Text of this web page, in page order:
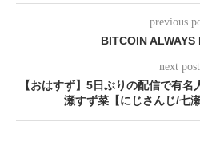
previous
BITCOIN ALWAYS
next post
【おはすず】5日ぶりの配信で有
瀬すず菜【にじさんじ/七